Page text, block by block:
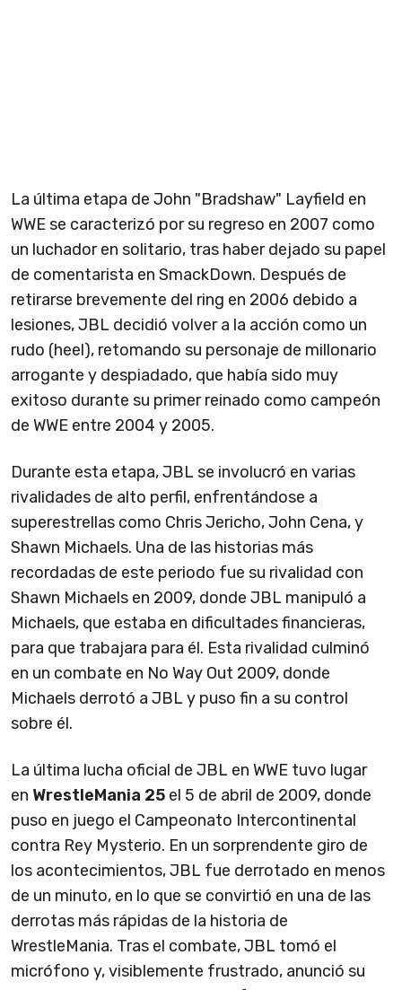
La última etapa de John "Bradshaw" Layfield en
WWE se caracterizó por su regreso en 2007 como
un luchador en solitario, tras haber dejado su papel
de comentarista en SmackDown. Después de
retirarse brevemente del ring en 2006 debido a
lesiones, JBL decidió volver a la acción como un
rudo (heel), retomando su personaje de millonario
arrogante y despiadado, que había sido muy
exitoso durante su primer reinado como campeón
de WWE entre 2004 y 2005.
Durante esta etapa, JBL se involucró en varias
rivalidades de alto perfil, enfrentándose a
superestrellas como Chris Jericho, John Cena, y
Shawn Michaels. Una de las historias más
recordadas de este periodo fue su rivalidad con
Shawn Michaels en 2009, donde JBL manipuló a
Michaels, que estaba en dificultades financieras,
para que trabajara para él. Esta rivalidad culminó
en un combate en No Way Out 2009, donde
Michaels derrotó a JBL y puso fin a su control
sobre él.
La última lucha oficial de JBL en WWE tuvo lugar
en WrestleMania 25 el 5 de abril de 2009, donde
puso en juego el Campeonato Intercontinental
contra Rey Mysterio. En un sorprendente giro de
los acontecimientos, JBL fue derrotado en menos
de un minuto, en lo que se convirtió en una de las
derrotas más rápidas de la historia de
WrestleMania. Tras el combate, JBL tomó el
micrófono y, visiblemente frustrado, anunció su